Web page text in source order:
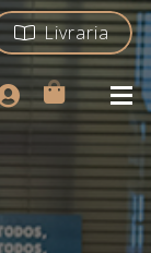
Livraria